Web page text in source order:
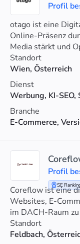
Profil
otago ist eine
Online-Präsenz
Media stärkt und
Strategien und
Standort
Wien, Österreich
Dienst
Branche
E-Commerce,
SE
Profil
Coreflow ist eine
Websites, E-
im DACH-Raum
Umsatz verhilft.
Standort
Feldbach,